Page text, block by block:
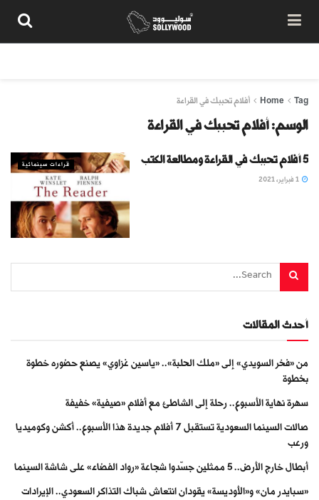
Home Tag أفلام تحببك في القراءة
الوسم:أفلام تحببك في القراءة
قراءات سينمائية 5 أفلام تحببك في القراءة ومطالعة الكتب
أحدث المقالات
من «فخر السويدي» إلى «ملك الحلبة».. «ياسين غزاوي» يصنع حضوره خطوة
بخطوة
سهرة نهاية الأسبوع.. رحلة إلى الشاطئ مع أفلام «صيفية» خفيفة
صالات السينما السعودية تستقبل 7 أفلام جديدة هذا الأسبوع.. أكشن وكوميديا
ورعب
أبطال خارج الأرض.. 5 ممثلين جسّدوا شجاعة «رواد الفضاء» على شاشة السينما
«سبايدر مان» و«الأوديسة» يقودان انتعاش شباك التذاكر السعودي.. الإيرادات